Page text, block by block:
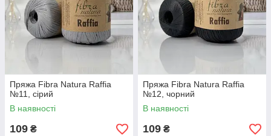
Пряжа Fibra Natura Raffia
№11, сірий
В наявності
109 ₴
Пряжа Fibra Natura Raffia
№12, чорний
В наявності
109 ₴